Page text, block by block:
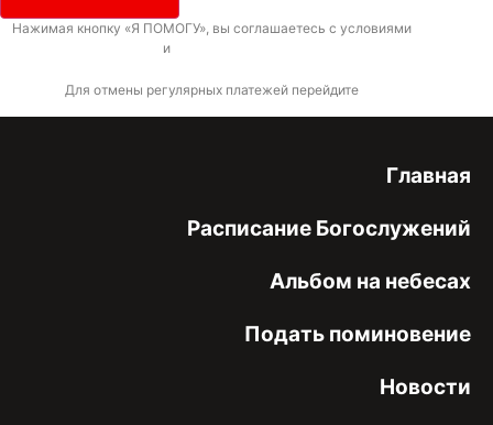
Нажимая кнопку «Я ПОМОГУ», вы соглашаетесь с условиями
и
Для отмены регулярных платежей перейдите
Главная
Расписание Богослужений
Альбом на небесах
Подать поминовение
Новости